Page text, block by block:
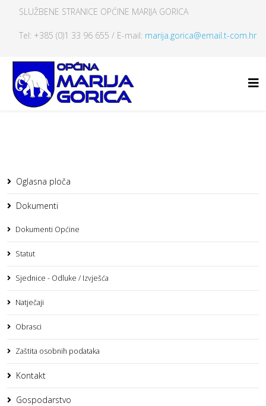
SLUŽBENE STRANICE OPĆINE MARIJA GORICA
Tel: +385 (0)1 33 96 655 / E-mail: marija.gorica@email.t-com.hr
Oglasna ploča
Dokumenti
Dokumenti Općine
Statut
Sjednice - Odluke / Izvješća
Natječaji
Obrasci
Zaštita osobnih podataka
Kontakt
Gospodarstvo